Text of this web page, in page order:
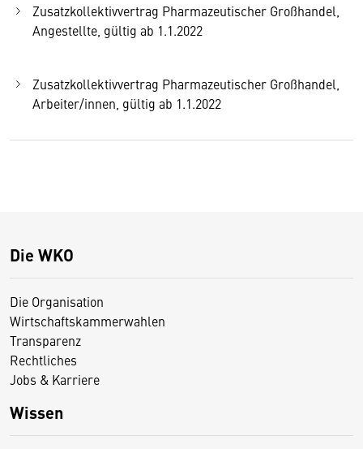
Zusatzkollektivvertrag Pharmazeutischer Großhandel,
Angestellte, gültig ab 1.1.2022
Zusatzkollektivvertrag Pharmazeutischer Großhandel,
Arbeiter/innen, gültig ab 1.1.2022
Die WKO
Die Organisation
Wirtschaftskammerwahlen
Transparenz
Rechtliches
Jobs & Karriere
Wissen